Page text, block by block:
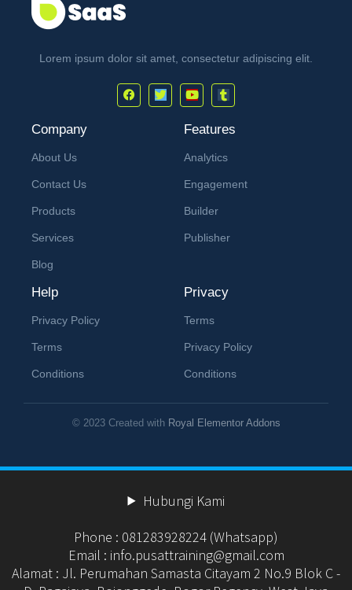
Lorem ipsum dolor sit amet, consectetur adipiscing elit.
Company
About Us
Contact Us
Products
Services
Blog
Features
Analytics
Engagement
Builder
Publisher
Help
Privacy Policy
Terms
Conditions
Privacy
Terms
Privacy Policy
Conditions
© 2023 Created with Royal Elementor Addons
Hubungi Kami
Phone : 081283928224 (Whatsapp)
Email : info.pusattraining@gmail.com
Alamat : Jl. Perumahan Samasta Citayam 2 No.9 Blok C -